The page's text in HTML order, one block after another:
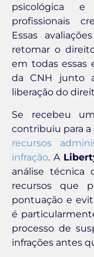
psicológica
profissionais
Essas
retomar o
em todas essas
da CNH junto
liberação do
Se recebeu
contribuiu para a
recursos
infração. A
análise técnica
recursos que
pontuação e
é
processo de
infrações antes